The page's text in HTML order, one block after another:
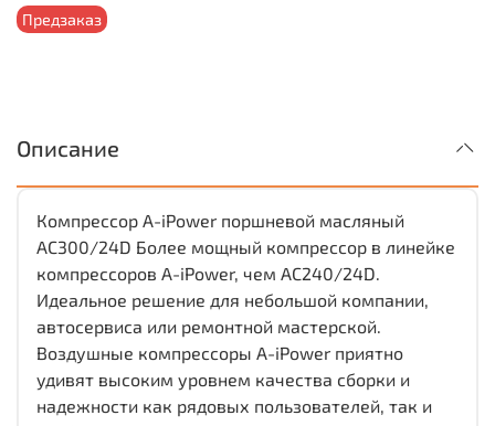
Предзаказ
Описание
Компрессор A-iPower поршневой масляный
AC300/24D Более мощный компрессор в линейке
компрессоров A-iPower, чем AC240/24D.
Идеальное решение для небольшой компании,
автосервиса или ремонтной мастерской.
Воздушные компрессоры A-iPower приятно
удивят высоким уровнем качества сборки и
надежности как рядовых пользователей, так и